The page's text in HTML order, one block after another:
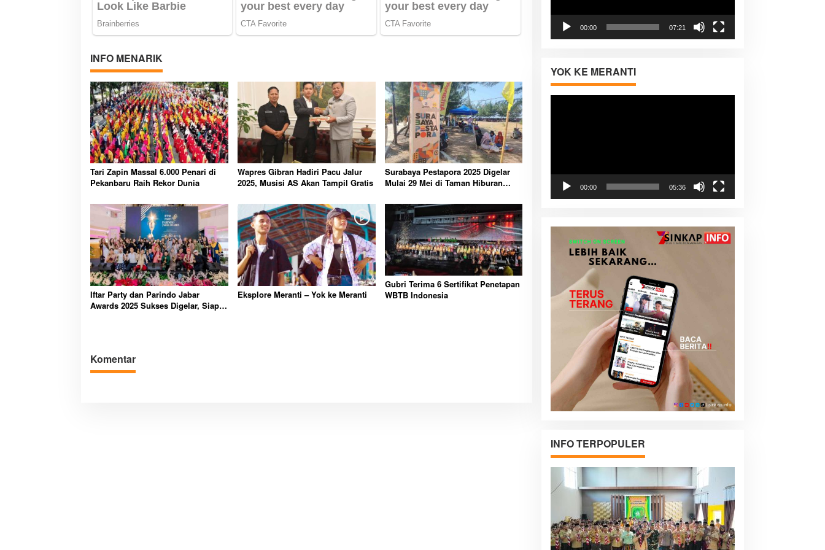
INFO MENARIK
Tari Zapin Massal 6.000 Penari di
Pekanbaru Raih Rekor Dunia
Wapres Gibran Hadiri Pacu Jalur
2025, Musisi AS Akan Tampil Gratis
Surabaya Pestapora 2025 Digelar
Mulai 29 Mei di Taman Hiburan
Iftar Party dan Parindo Jabar
Awards 2025 Sukses Digelar, Siap
Eksplore Meranti – Yok ke Meranti
Gubri Terima 6 Sertifikat Penetapan
WBTB Indonesia
Komentar
00:00 07:21
YOK KE MERANTI
00:00 05:36
INFO TERPOPULER